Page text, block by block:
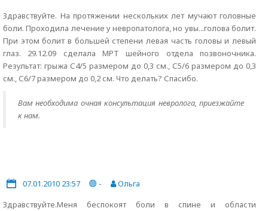
Здравствуйте. На протяжении нескольких лет мучают головные
боли. Проходила лечение у невропатолога, но увы...голова болит.
При этом болит в большей степени левая часть головы и левый
глаз. 29.12.09 сделала МРТ шейного отдела позвоночника.
Результат: грыжа С4/5 размером до 0,3 см., С5/6 размером до 0,3
см., С6/7 размером до 0,2 см. Что делать? Спасибо.
Вам необходима очная консультация невролога, приезжайте
к нам.
07.01.2010 23:57 -
Ольга
Здравствуйте.Меня беспокоят боли в спине и области